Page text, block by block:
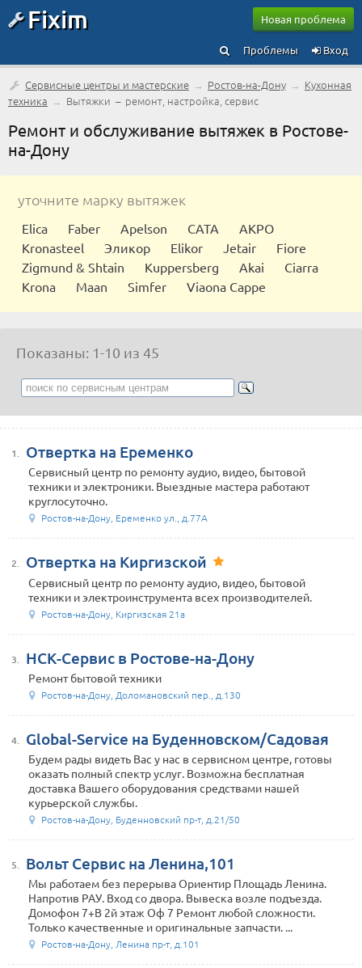
Fixim Новая проблема
Вход
Проблемы
Сервисные центры и мастерские → Ростов-на-Дону → Кухонная
техника → Вытяжки – ремонт, настройка, сервис
Ремонт и обслуживание вытяжек в Ростове-
на-Дону
уточните марку вытяжек
Elica Faber Apelson CATA
AKPO
Kronasteel
Эликор Elikor Jetair
Fiore
Zigmund & Shtain
Kuppersberg Akai
Ciarra
Krona
Maan Simfer Viaona Cappe
Показаны: 1-10 из 45
1. Отвертка на Еременко
Сервисный центр по ремонту аудио, видео, бытовой
техники и электроники. Выездные мастера работают
круглосуточно.
Ростов-на-Дону, Еременко ул., д.77А
2. Отвертка на Киргизской
Сервисный центр по ремонту аудио, видео, бытовой
техники и электроинструмента всех производителей.
Ростов-на-Дону, Киргизская 21а
3. НСК-Сервис в Ростове-на-Дону
Ремонт бытовой техники
Ростов-на-Дону, Доломановский пер., д.130
4. Global-Service на Буденновском/Садовая
Будем рады видеть Вас у нас в сервисном центре, готовы
оказать полный спектр услуг. Возможна бесплатная
доставка Вашего оборудования средствами нашей
курьерской службы.
Ростов-на-Дону, Буденновский пр-т, д.21/50
5. Вольт Сервис на Ленина,101
Mы работаем без перерыва Ориентир Площадь Ленина.
Напротив РАУ. Вход со двора. Вывеска возле подъезда.
Домофон 7+В 2й этаж Оф 7 Ремонт любой сложности.
Только качественные и оригинальные запчасти. ...
Ростов-на-Дону, Ленина пр-т, д.101